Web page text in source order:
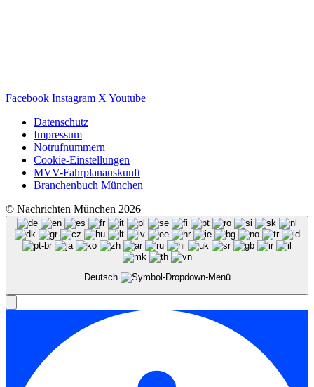
Facebook Instagram X Youtube
Datenschutz
Impressum
Notrufnummern
Cookie-Einstellungen
MVV-Fahrplanauskunft
Branchenbuch München
© Nachrichten München 2026
Deutsch